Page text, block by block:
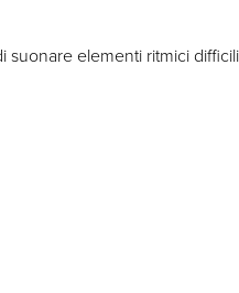
elementi ritmici